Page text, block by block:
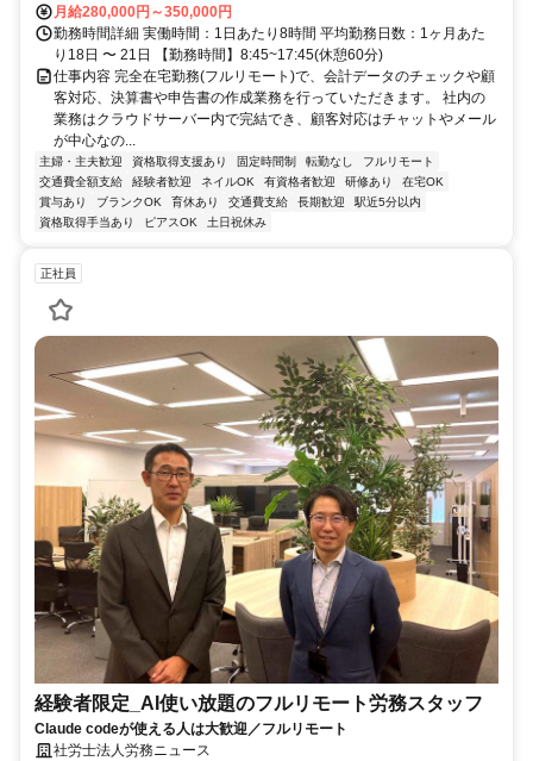
月給280,000円～350,000円
勤務時間詳細 実働時間：1日あたり8時間 平均勤務日数：1ヶ月あた
り18日 〜 21日 【勤務時間】8:45~17:45(休憩60分)
仕事内容 完全在宅勤務(フルリモート)で、会計データのチェックや顧
客対応、決算書や申告書の作成業務を行っていただきます。 社内の
業務はクラウドサーバー内で完結でき、顧客対応はチャットやメール
が中心なの...
主婦・主夫歓迎 資格取得支援あり 固定時間制 転勤なし
フルリモート
交通費全額支給
経験者歓迎 ネイルOK 有資格者歓迎 研修あり
在宅OK
賞与あり
ブランクOK 育休あり 交通費支給 長期歓迎
駅近5分以内
資格取得手当あり
ピアスOK 土日祝休み
正社員
経験者限定_AI使い放題のフルリモート労務スタッフ
Claude codeが使える人は大歓迎／フルリモート
社労士法人労務ニュース